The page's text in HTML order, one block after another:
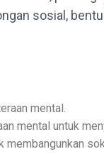
sosial,
mental.
mental untuk